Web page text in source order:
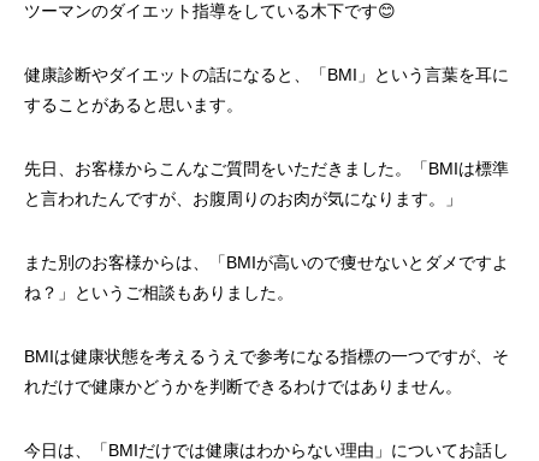
ツーマンのダイエット指導をしている木下です😊
健康診断やダイエットの話になると、「BMI」という言葉を耳に
することがあると思います。
先日、お客様からこんなご質問をいただきました。「BMIは標準
と言われたんですが、お腹周りのお肉が気になります。」
また別のお客様からは、「BMIが高いので痩せないとダメですよ
ね？」というご相談もありました。
BMIは健康状態を考えるうえで参考になる指標の一つですが、そ
れだけで健康かどうかを判断できるわけではありません。
今日は、「BMIだけでは健康はわからない理由」についてお話し